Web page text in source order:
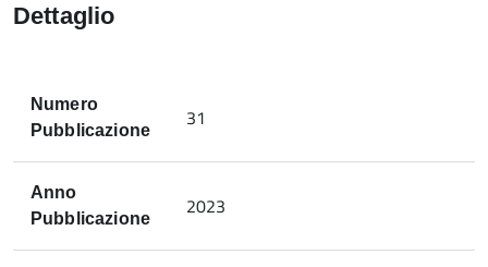
Dettaglio
Numero
Pubblicazione
31
Anno
Pubblicazione
2023